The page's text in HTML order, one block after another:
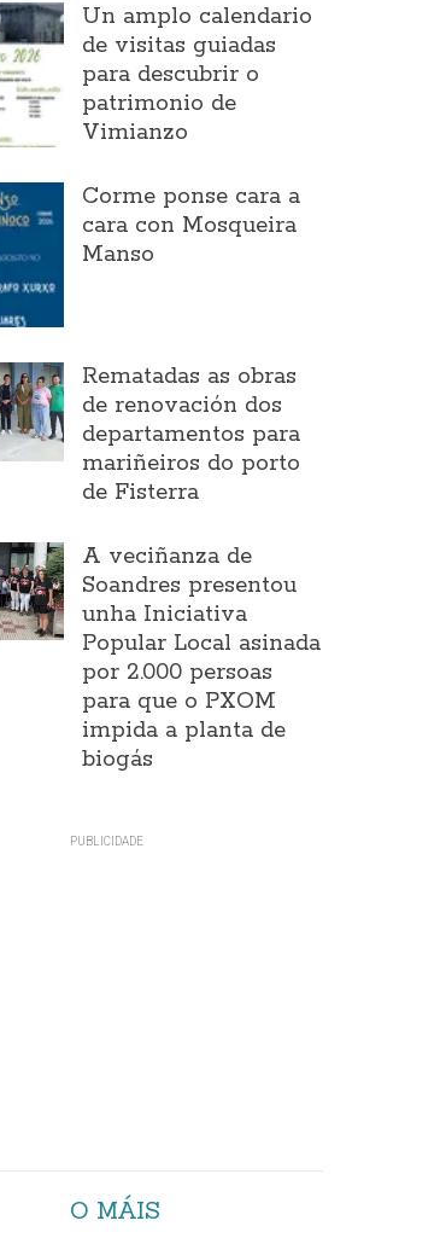
Un amplo calendario
de visitas guiadas
para descubrir o
patrimonio de
Vimianzo
Corme ponse cara a
cara con Mosqueira
Manso
Rematadas as obras
de renovación dos
departamentos para
mariñeiros do porto
de Fisterra
A veciñanza de
Soandres presentou
unha Iniciativa
Popular Local asinada
por 2.000 persoas
para que o PXOM
impida a planta de
biogás
O MÁIS